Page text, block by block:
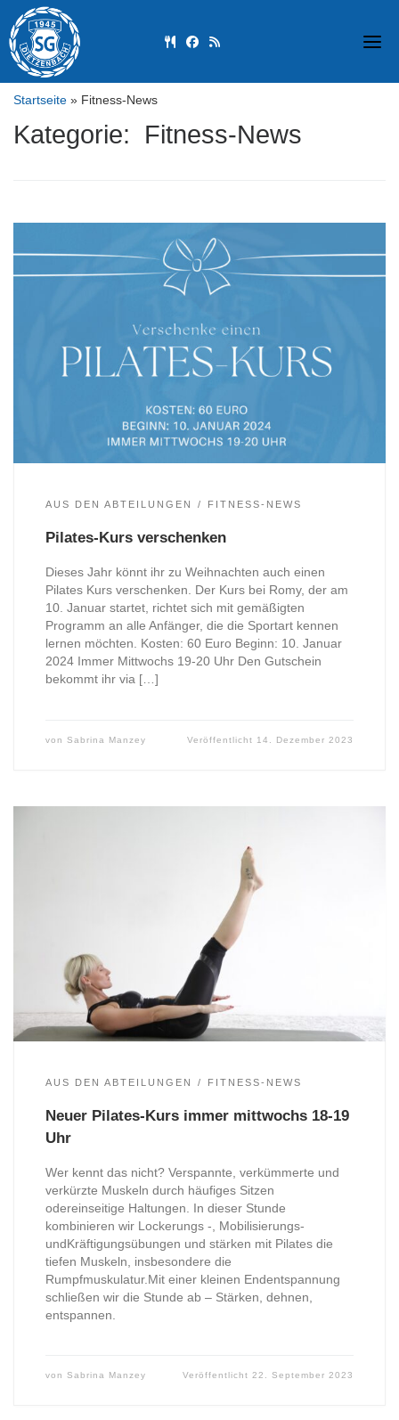
content
fas fa-utensils
fab fa-facebook
fas fa-rss
Startseite » Fitness-News
Kategorie: Fitness-News
AUS DEN ABTEILUNGEN FITNESS-NEWS
Pilates-Kurs verschenken
Dieses Jahr könnt ihr zu Weihnachten auch einen
Pilates Kurs verschenken. Der Kurs bei Romy, der am
10. Januar startet, richtet sich mit gemäßigten
Programm an alle Anfänger, die die Sportart kennen
lernen möchten. Kosten: 60 Euro Beginn: 10. Januar
2024 Immer Mittwochs 19-20 Uhr Den Gutschein
bekommt ihr via […]
von Sabrina Manzey Veröffentlicht 14. Dezember 2023
AUS DEN ABTEILUNGEN FITNESS-NEWS
Neuer Pilates-Kurs immer mittwochs 18-19
Uhr
Wer kennt das nicht? Verspannte, verkümmerte und
verkürzte Muskeln durch häufiges Sitzen
odereinseitige Haltungen. In dieser Stunde
kombinieren wir Lockerungs -, Mobilisierungs-
undKräftigungsübungen und stärken mit Pilates die
tiefen Muskeln, insbesondere die
Rumpfmuskulatur.Mit einer kleinen Endentspannung
schließen wir die Stunde ab – Stärken, dehnen,
entspannen.
von Sabrina Manzey Veröffentlicht22. September 2023